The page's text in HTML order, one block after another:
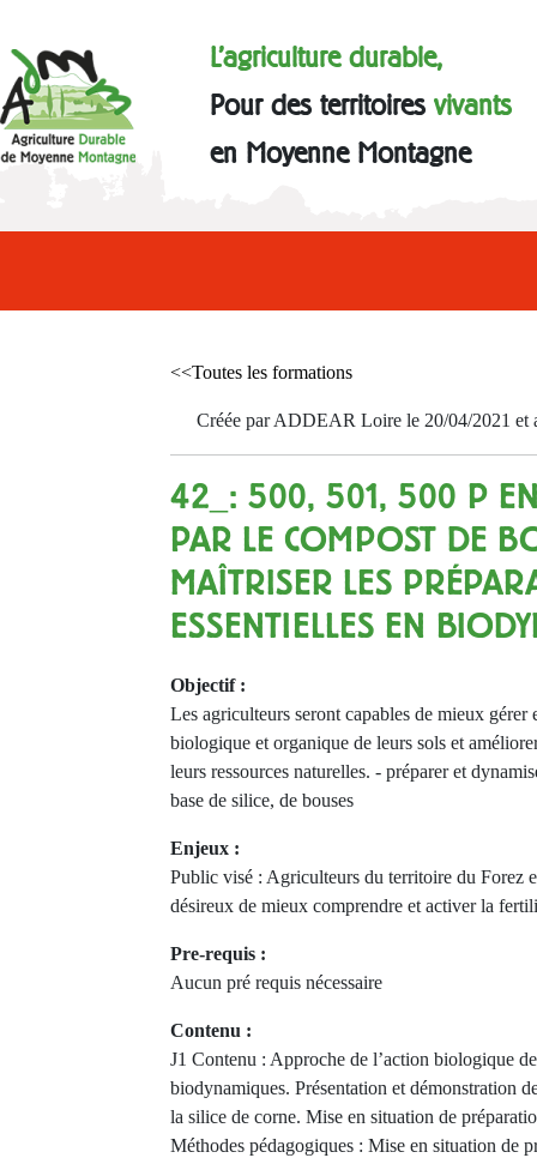
L'agriculture durable,
Pour des territoiresvivants
en Moyenne Montagne
<<Toutes les formations
Créée par ADDEAR Loire le 20/04/2021 et
42_: 500, 501, 500 P
PAR LE COMPOST DE
MAÎTRISER LES
ESSENTIELLES EN
Objectif :
Les agriculteurs seront capables de mieux gérer
biologique et organique de leurs sols et
leurs ressources naturelles. - préparer et
base de silice, de bouses
Enjeux :
Public visé : Agriculteurs du territoire du Forez
désireux de mieux comprendre et activer la
Pre-requis :
Aucun pré requis nécessaire
Contenu :
J1 Contenu : Approche de l’action biologique
biodynamiques. Présentation et démonstration
la silice de corne. Mise en situation de
Méthodes pédagogiques : Mise en situation de